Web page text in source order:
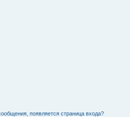
появляется страница входа?